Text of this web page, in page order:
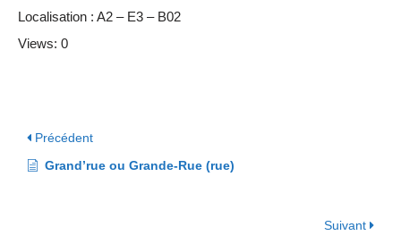
Localisation : A2 – E3 – B02
Views: 0
Précédent
Grand’rue ou Grande-Rue (rue)
Suivant